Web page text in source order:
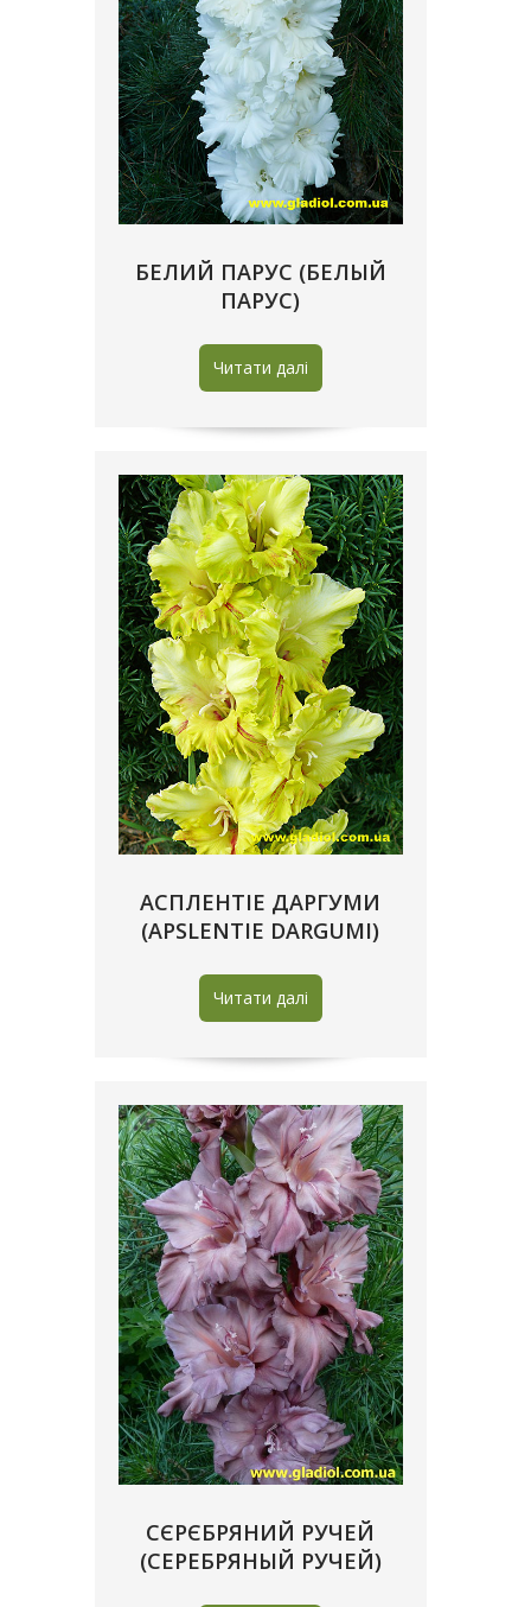
БЕЛИЙ ПАРУС (БЕЛЫЙ
ПАРУС)
Читати далі
АСПЛЕНТIE ДАРГУМИ
(APSLENTIE DARGUMI)
Читати далі
СЄРЄБРЯНИЙ РУЧЕЙ
(СЕРЕБРЯНЫЙ РУЧЕЙ)